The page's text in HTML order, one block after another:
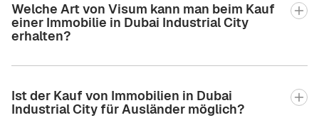
Welche Art von Visum kann man beim Kauf
einer Immobilie in Dubai Industrial City
erhalten?
Ist der Kauf von Immobilien in Dubai
Industrial City für Ausländer möglich?